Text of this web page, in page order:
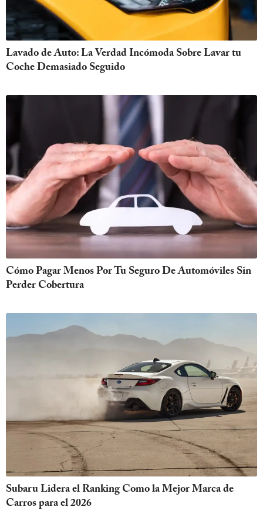
Lavado de Auto: La Verdad Incómoda Sobre Lavar tu
Coche Demasiado Seguido
Cómo Pagar Menos Por Tu Seguro De Automóviles Sin
Perder Cobertura
Subaru Lidera el Ranking Como la Mejor Marca de
Carros para el 2026